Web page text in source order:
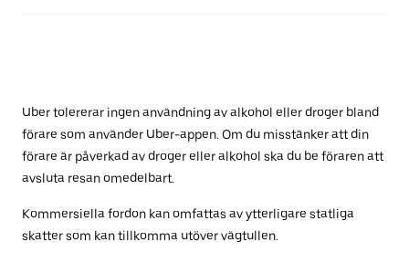
Uber tolererar ingen användning av alkohol eller droger bland
förare som använder Uber-appen. Om du misstänker att din
förare är påverkad av droger eller alkohol ska du be föraren att
avsluta resan omedelbart.
Kommersiella fordon kan omfattas av ytterligare statliga
skatter som kan tillkomma utöver vägtullen.